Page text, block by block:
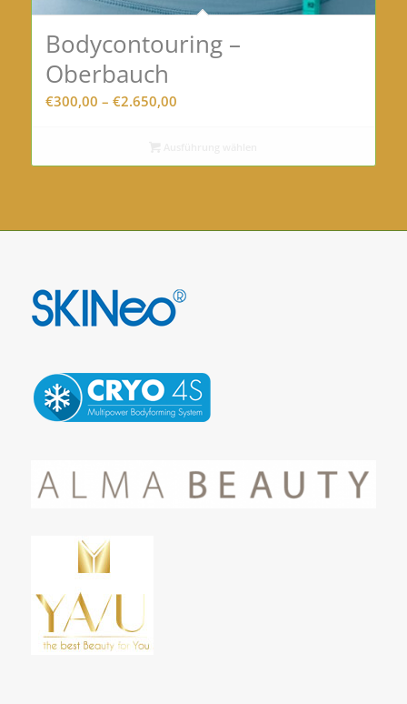
Bodycontouring –
Oberbauch
€300,00 – €2.650,00Preisspanne:
€2.650,00